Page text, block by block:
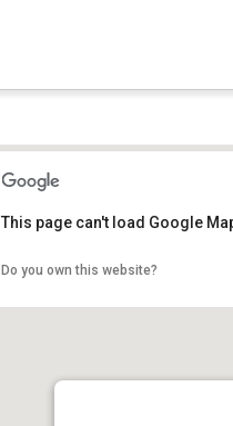
This page can't load Google
Do you own this website?